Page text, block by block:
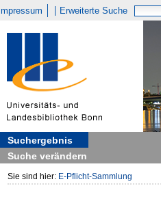
Impressum Erweiterte Suche
Suchergebnis
Suche verändern
Sie sind hier: E-Pflicht-Sammlung